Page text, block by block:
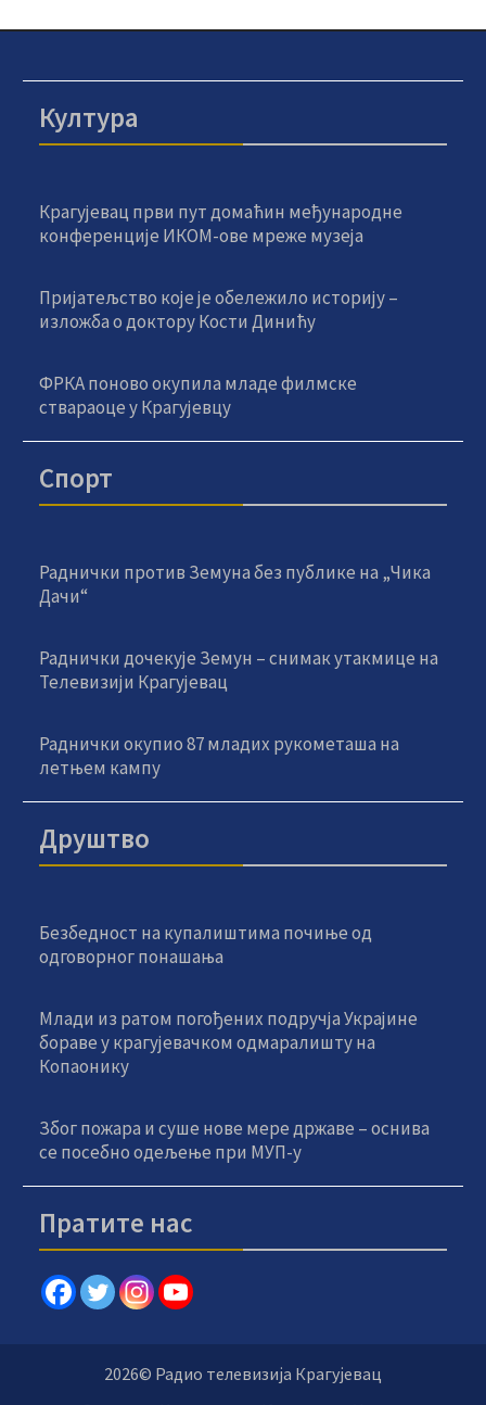
Култура
Крагујевац први пут домаћин међународне
конференције ИКОМ-ове мреже музеја
Пријатељство које је обележило историју –
изложба о доктору Кости Динићу
ФРКА поново окупила младе филмске
ствараоце у Крагујевцу
Спорт
Раднички против Земуна без публике на „Чика
Дачи“
Раднички дочекује Земун – снимак утакмице на
Телевизији Крагујевац
Раднички окупио 87 младих рукометаша на
летњем кампу
Друштво
Безбедност на купалиштима почиње од
одговорног понашања
Млади из ратом погођених подручја Украјине
бораве у крагујевачком одмаралишту на
Копаонику
Због пожара и суше нове мере државе – оснива
се посебно одељење при МУП-у
Пратите нас
2026© Радио телевизија Крагујевац